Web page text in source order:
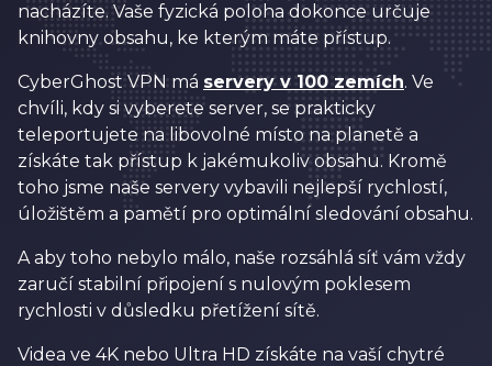
nacházíte. Vaše fyzická poloha dokonce určuje
knihovny obsahu, ke kterým máte přístup.
CyberGhost VPN má servery v 100 zemích. Ve
chvíli, kdy si vyberete server, se prakticky
teleportujete na libovolné místo na planetě a
získáte tak přístup k jakémukoliv obsahu. Kromě
toho jsme naše servery vybavili nejlepší rychlostí,
úložištěm a pamětí pro optimální sledování obsahu.
A aby toho nebylo málo, naše rozsáhlá síť vám vždy
zaručí stabilní připojení s nulovým poklesem
rychlosti v důsledku přetížení sítě.
Videa ve 4K nebo Ultra HD získáte na vaší chytré